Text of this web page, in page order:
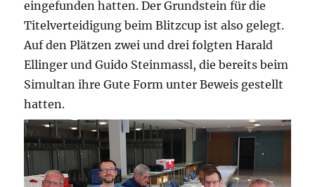
eingefunden hatten. Der Grundstein für die
Titelverteidigung beim Blitzcup ist also gelegt.
Auf den Plätzen zwei und drei folgten Harald
Ellinger und Guido Steinmassl, die bereits beim
Simultan ihre Gute Form unter Beweis gestellt
hatten.